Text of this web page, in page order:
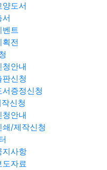
양도서
서
벤트
획전
청안내
판신청
서증정신청
신청
청안내
쇄/제작신청
지사항
도자료